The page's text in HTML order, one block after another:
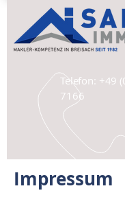
Telefon: +49
7166
Impressum